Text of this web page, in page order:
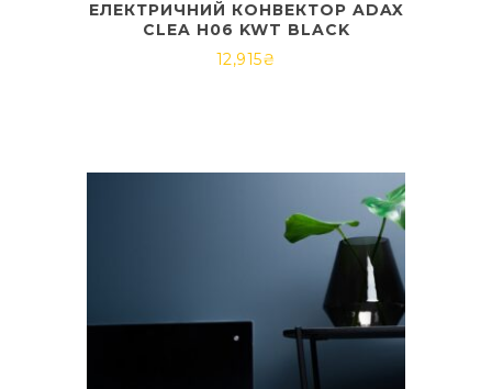
ЕЛЕКТРИЧНИЙ КОНВЕКТОР ADAX
CLEA H06 KWT BLACK
12,915₴